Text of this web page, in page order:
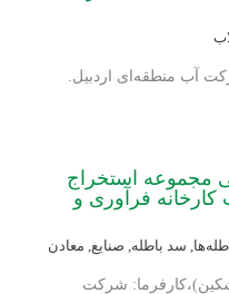
آب منطقه‌ای اردبیل.
مجموعه استخراج
فرآوری و
, سد باطله, صنایع, معادن
شرکت